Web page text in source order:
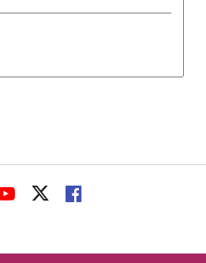
ENLACE
APLICACIÓN
ENLACE
APLICACIÓN
ENLACE
APLICACIÓN